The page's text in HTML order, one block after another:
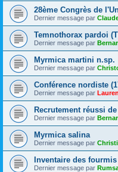
28ème Congrès de
Dernier message par
Temnothorax pardoi
Dernier message par
Myrmica martini n.sp.
Dernier message par
Conférence nordiste
Dernier message par
Recrutement réussi
Dernier message par
Myrmica salina
Dernier message par
Inventaire des
Dernier message par